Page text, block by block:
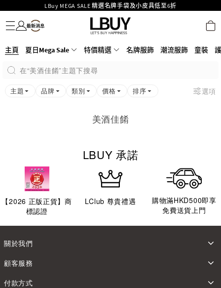
LBuy MEGA SALE 精選名牌手袋及小皮具低至6折
LBuy呈獻 - Hermès 及 Chanel 手袋及首飾原價低至6折，立即入手!
LBuy Nintendo Switch / Nintendo Switch 2 正規商品零售店登陸MOKO 4樓
426號舖！
MOKO 1樓175號鋪旗艦店特設名牌Hermès、CHANEL及LV專區！
購物滿HKD500即享免運費！
名牌服飾
潮流服飾
童裝
護膚美妝
香水香薰
個人護理
母嬰護理
遊戲及精品玩具
文儀用品
家居生活
電子產品
美食
醫藥保健
運動與戶外用品
主頁 夏日Mega Sale 特價精選 名牌服飾 潮流服飾 童裝
在“美酒佳餚”主題下搜尋
主題 品牌 類別 價格 排序 選項
美酒佳餚
LBUY 承諾
【2026 正版正貨】商
標認證
LClub 尊貴禮遇
購物滿HKD500即享
免費送貨上門
關於我們
顧客服務
付款方式